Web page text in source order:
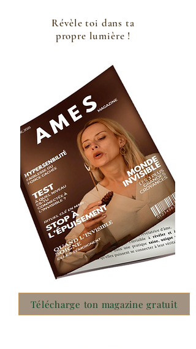
Révèle toi dans ta
propre lumière !
Télécharge ton magazine gratuit